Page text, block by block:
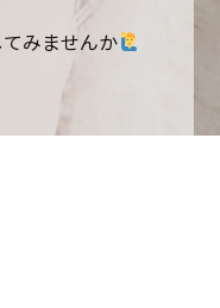
みませんか